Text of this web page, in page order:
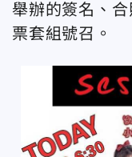
舉辦的簽名、
票套組號召。